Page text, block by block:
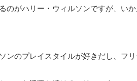
のがハリー・ウィルソンですが、い
ンのプレイスタイルが好きだし、フ